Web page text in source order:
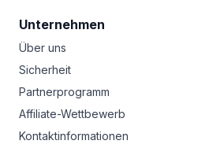
Unternehmen
Über uns
Sicherheit
Partnerprogramm
Affiliate-Wettbewerb
Kontaktinformationen